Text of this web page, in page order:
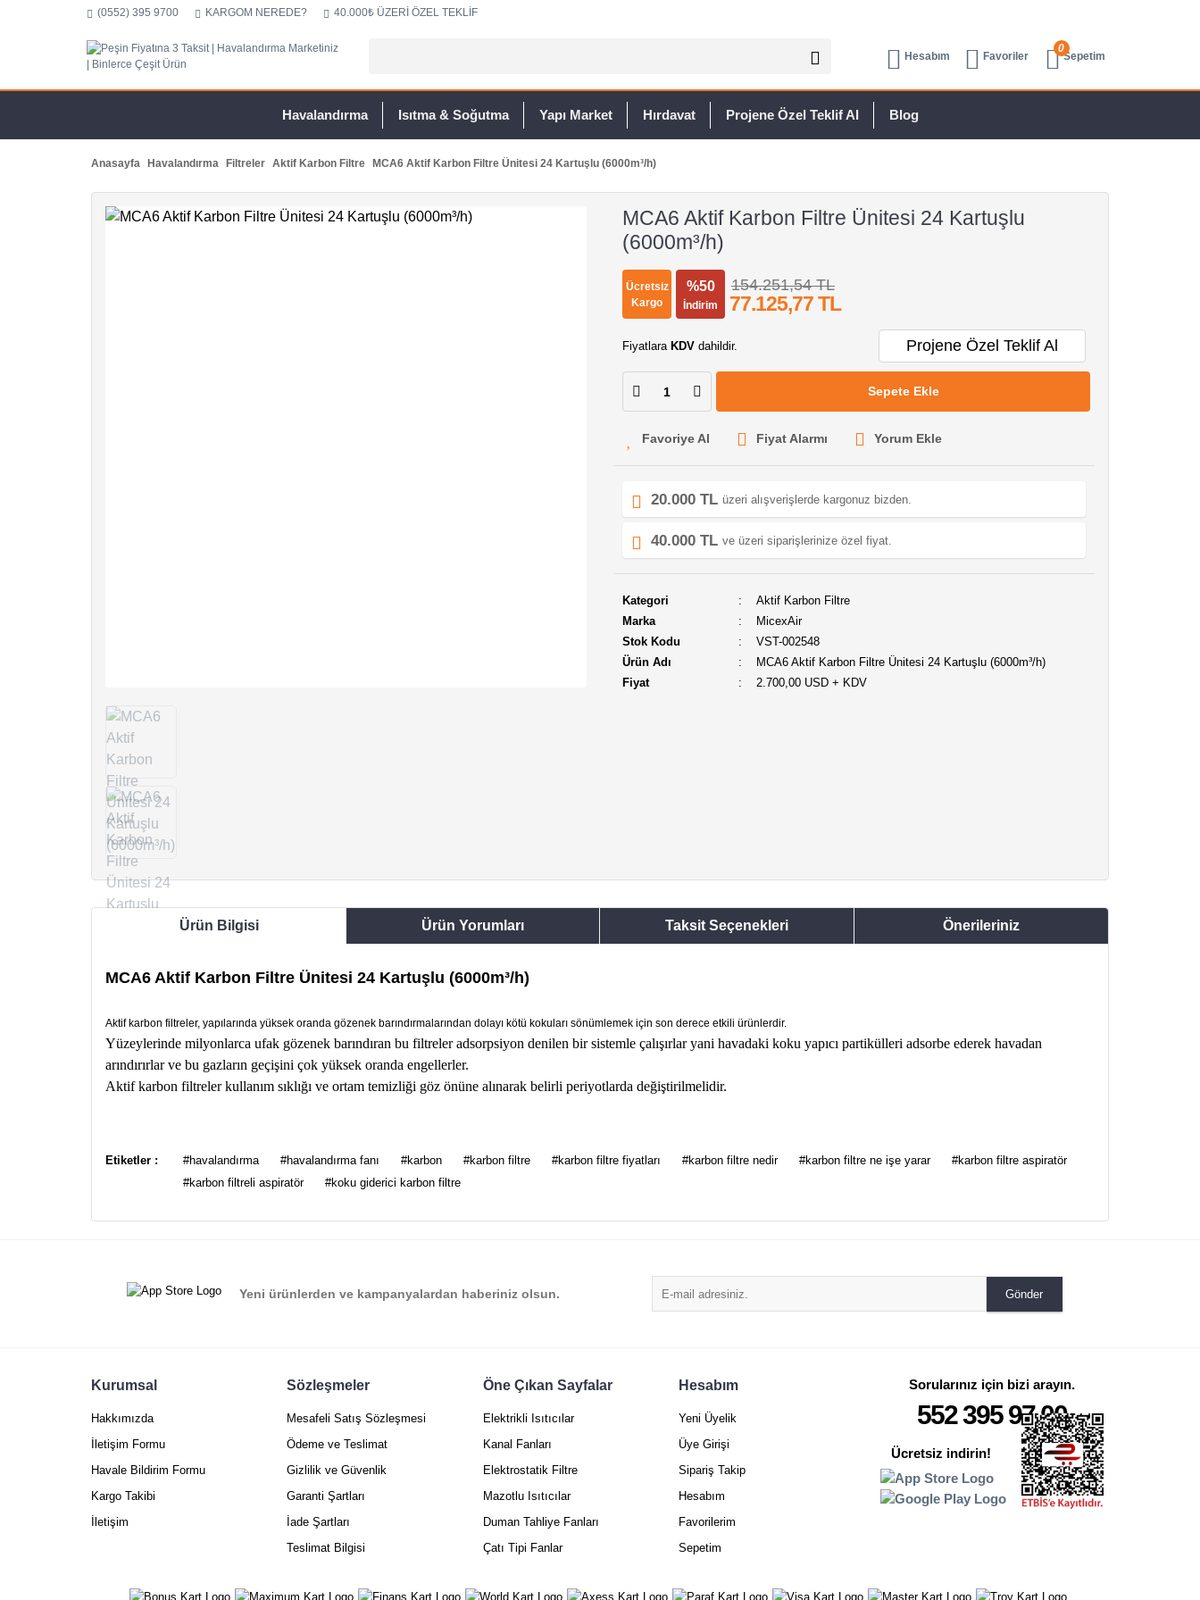
(0552) 395 9700 KARGOM NEREDE? 40.000₺ ÜZERİ ÖZEL TEKLİF
Hesabım Favoriler
0
Sepetim
Havalandırma Isıtma & Soğutma Yapı Market Hırdavat Projene Özel Teklif Al Blog
Anasayfa Havalandırma Filtreler Aktif Karbon Filtre MCA6 Aktif Karbon Filtre Ünitesi 24 Kartuşlu (6000m³/h)
MCA6 Aktif Karbon Filtre Ünitesi 24 Kartuşlu
(6000m³/h)
Ücretsiz
Kargo
%50
İndirim
154.251,54 TL
77.125,77 TL
Fiyatlara KDV dahildir. Projene Özel Teklif Al
Sepete Ekle
Fiyat Alarmı Yorum Ekle
20.000 TL üzeri alışverişlerde kargonuz bizden.
40.000 TL ve üzeri siparişlerinize özel fiyat.
Kategori
Aktif Karbon Filtre
Marka
MicexAir
Stok Kodu
VST-002548
Ürün Adı
MCA6 Aktif Karbon Filtre Ünitesi 24 Kartuşlu (6000m³/h)
Fiyat
2.700,00 USD + KDV
Ürün Bilgisi Ürün Yorumları Taksit Seçenekleri Önerileriniz
MCA6 Aktif Karbon Filtre Ünitesi 24 Kartuşlu (6000m³/h)
Aktif karbon filtreler, yapılarında yüksek oranda gözenek barındırmalarından dolayı kötü kokuları sönümlemek için son derece etkili ürünlerdir.
Yüzeylerinde milyonlarca ufak gözenek barındıran bu filtreler adsorpsiyon denilen bir sistemle çalışırlar yani havadaki koku yapıcı partikülleri adsorbe ederek havadan
arındırırlar ve bu gazların geçişini çok yüksek oranda engellerler.
Aktif karbon filtreler kullanım sıklığı ve ortam temizliği göz önüne alınarak belirli periyotlarda değiştirilmelidir.
Bu ürüne ilk yorumu siz yapın!
Ürün açıklamasında eksik bilgiler bulunuyor.
Bu ürüne benzer farklı alternatifler olmalı.
Etiketler : #havalandırma #havalandırma fanı #karbon #karbon filtre #karbon filtre fiyatları #karbon filtre nedir #karbon filtre ne işe yarar
#karbon filtre aspiratör
#karbon filtreli aspiratör
#koku giderici karbon filtre
Yeni ürünlerden ve kampanyalardan haberiniz olsun. Gönder
Kurumsal
Hakkımızda
İletişim Formu
Havale Bildirim Formu
Kargo Takibi
İletişim
Sözleşmeler
Mesafeli Satış Sözleşmesi
Ödeme ve Teslimat
Gizlilik ve Güvenlik
Garanti Şartları
İade Şartları
Teslimat Bilgisi
Öne Çıkan Sayfalar
Elektrikli Isıtıcılar
Kanal Fanları
Elektrostatik Filtre
Mazotlu Isıtıcılar
Duman Tahliye Fanları
Çatı Tipi Fanlar
Hesabım
Yeni Üyelik
Üye Girişi
Sipariş Takip
Hesabım
Favorilerim
Sepetim
Sorularınız için bizi arayın.
552 395 97 00
Ücretsiz indirin!